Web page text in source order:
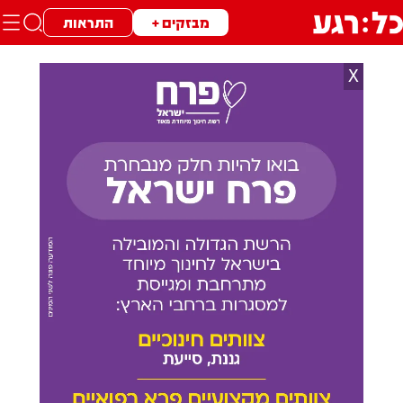
מבזקים + התראות
X